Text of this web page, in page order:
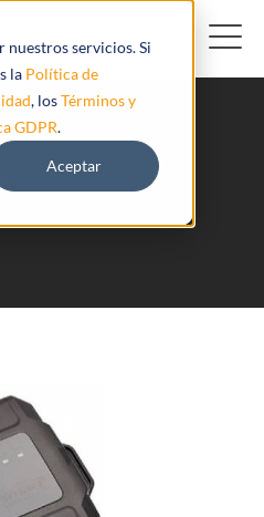
nuestros servicios. Si
la Política de
, losTérminos y
GDPR.
Aceptar